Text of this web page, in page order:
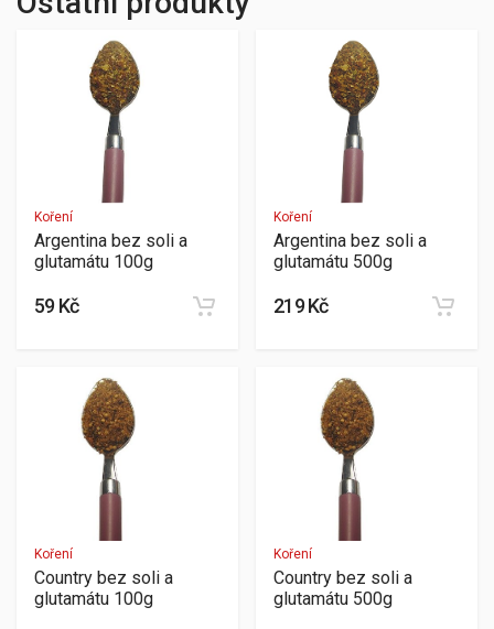
Koření
Argentina bez soli a
glutamátu 100g
59 Kč
Koření
Argentina bez soli a
glutamátu 500g
219 Kč
Koření
Country bez soli a
glutamátu 100g
Koření
Country bez soli a
glutamátu 500g